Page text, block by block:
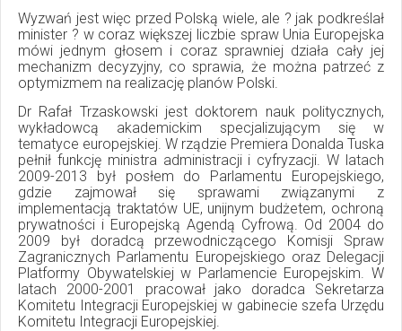
Wyzwań jest więc przed Polską wiele, ale ? jak podkreślał
minister ? w coraz większej liczbie spraw Unia Europejska
mówi jednym głosem i coraz sprawniej działa cały jej
mechanizm decyzyjny, co sprawia, że można patrzeć z
optymizmem na realizację planów Polski.
Dr Rafał Trzaskowski jest doktorem nauk politycznych,
wykładowcą akademickim specjalizującym się w
tematyce europejskiej. W rządzie Premiera Donalda Tuska
pełnił funkcję ministra administracji i cyfryzacji. W latach
2009-2013 był posłem do Parlamentu Europejskiego,
gdzie zajmował się sprawami związanymi z
implementacją traktatów UE, unijnym budżetem, ochroną
prywatności i Europejską Agendą Cyfrową. Od 2004 do
2009 był doradcą przewodniczącego Komisji Spraw
Zagranicznych Parlamentu Europejskiego oraz Delegacji
Platformy Obywatelskiej w Parlamencie Europejskim. W
latach 2000-2001 pracował jako doradca Sekretarza
Komitetu Integracji Europejskiej w gabinecie szefa Urzędu
Komitetu Integracji Europejskiej.